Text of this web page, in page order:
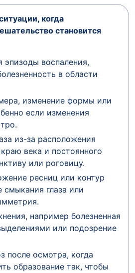
когда
становится
воспаления,
в области
изменение формы или
если изменения
из-за расположения
века и постоянного
или роговицу.
ресниц или контур
смыкания глаза или
например болезненная
или подозрение
после осмотра, когда
образование так, чтобы